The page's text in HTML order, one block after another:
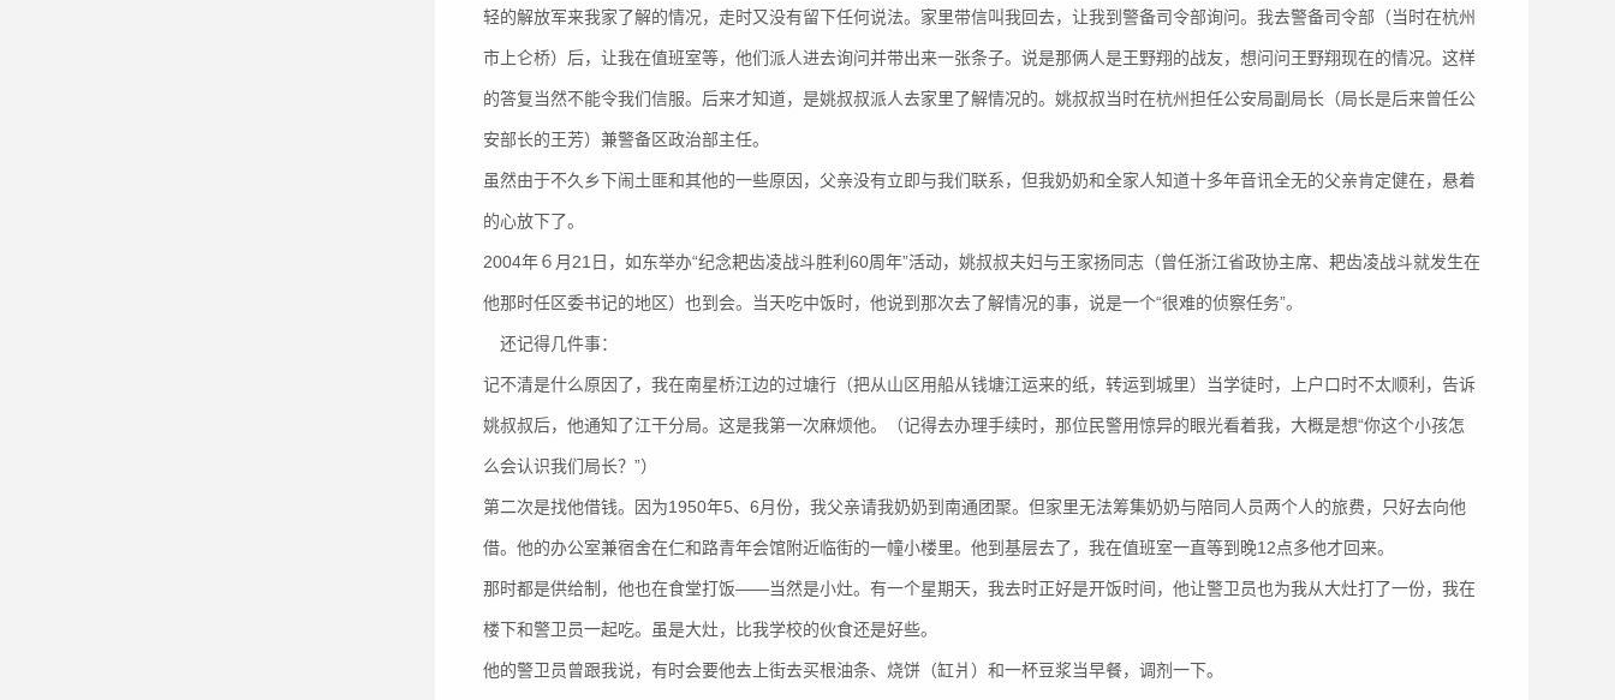
轻的解放军来我家了解的情况，走时又没有留下任何说法。家里带信叫我回去，让我到警备司令部询问。我去警备司令部（当时在杭州
市上仑桥）后，让我在值班室等，他们派人进去询问并带出来一张条子。说是那俩人是王野翔的战友，想问问王野翔现在的情况。这样
的答复当然不能令我们信服。后来才知道，是姚叔叔派人去家里了解情况的。姚叔叔当时在杭州担任公安局副局长（局长是后来曾任公
安部长的王芳）兼警备区政治部主任。
虽然由于不久乡下闹土匪和其他的一些原因，父亲没有立即与我们联系，但我奶奶和全家人知道十多年音讯全无的父亲肯定健在，悬着
的心放下了。
2004年６月21日，如东举办“纪念耙齿凌战斗胜利60周年”活动，姚叔叔夫妇与王家扬同志（曾任浙江省政协主席、耙齿凌战斗就发生在
他那时任区委书记的地区）也到会。当天吃中饭时，他说到那次去了解情况的事，说是一个“很难的侦察任务”。
还记得几件事：
记不清是什么原因了，我在南星桥江边的过塘行（把从山区用船从钱塘江运来的纸，转运到城里）当学徒时，上户口时不太顺利，告诉
姚叔叔后，他通知了江干分局。这是我第一次麻烦他。（记得去办理手续时，那位民警用惊异的眼光看着我，大概是想“你这个小孩怎
么会认识我们局长？”）
第二次是找他借钱。因为1950年5、6月份，我父亲请我奶奶到南通团聚。但家里无法筹集奶奶与陪同人员两个人的旅费，只好去向他
借。他的办公室兼宿舍在仁和路青年会馆附近临街的一幢小楼里。他到基层去了，我在值班室一直等到晚12点多他才回来。
那时都是供给制，他也在食堂打饭——当然是小灶。有一个星期天，我去时正好是开饭时间，他让警卫员也为我从大灶打了一份，我在
楼下和警卫员一起吃。虽是大灶，比我学校的伙食还是好些。
他的警卫员曾跟我说，有时会要他去上街去买根油条、烧饼（缸爿）和一杯豆浆当早餐，调剂一下。